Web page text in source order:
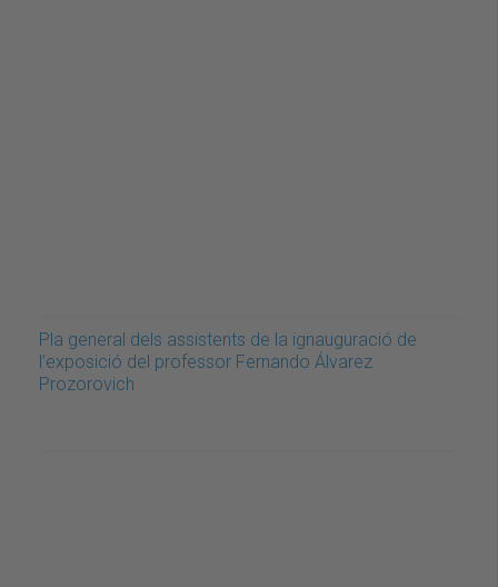
Pla general dels assistents de la ignauguració de
l’exposició del professor Fernando Álvarez
Prozorovich